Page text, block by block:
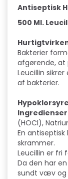
Antiseptisk
500 Ml.
Bakterier
afgørende, at
Leucillin
af bakterier.
(HOCl),
En
skrammer.
Leucillin er fri
Da den har
sundt væv og